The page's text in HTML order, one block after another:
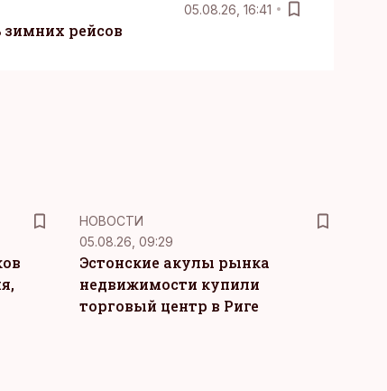
05.08.26, 16:41
рейсов
НОВОСТИ
05.08.26, 09:29
Эстонские акулы рынка
недвижимости купили
торговый центр в Риге